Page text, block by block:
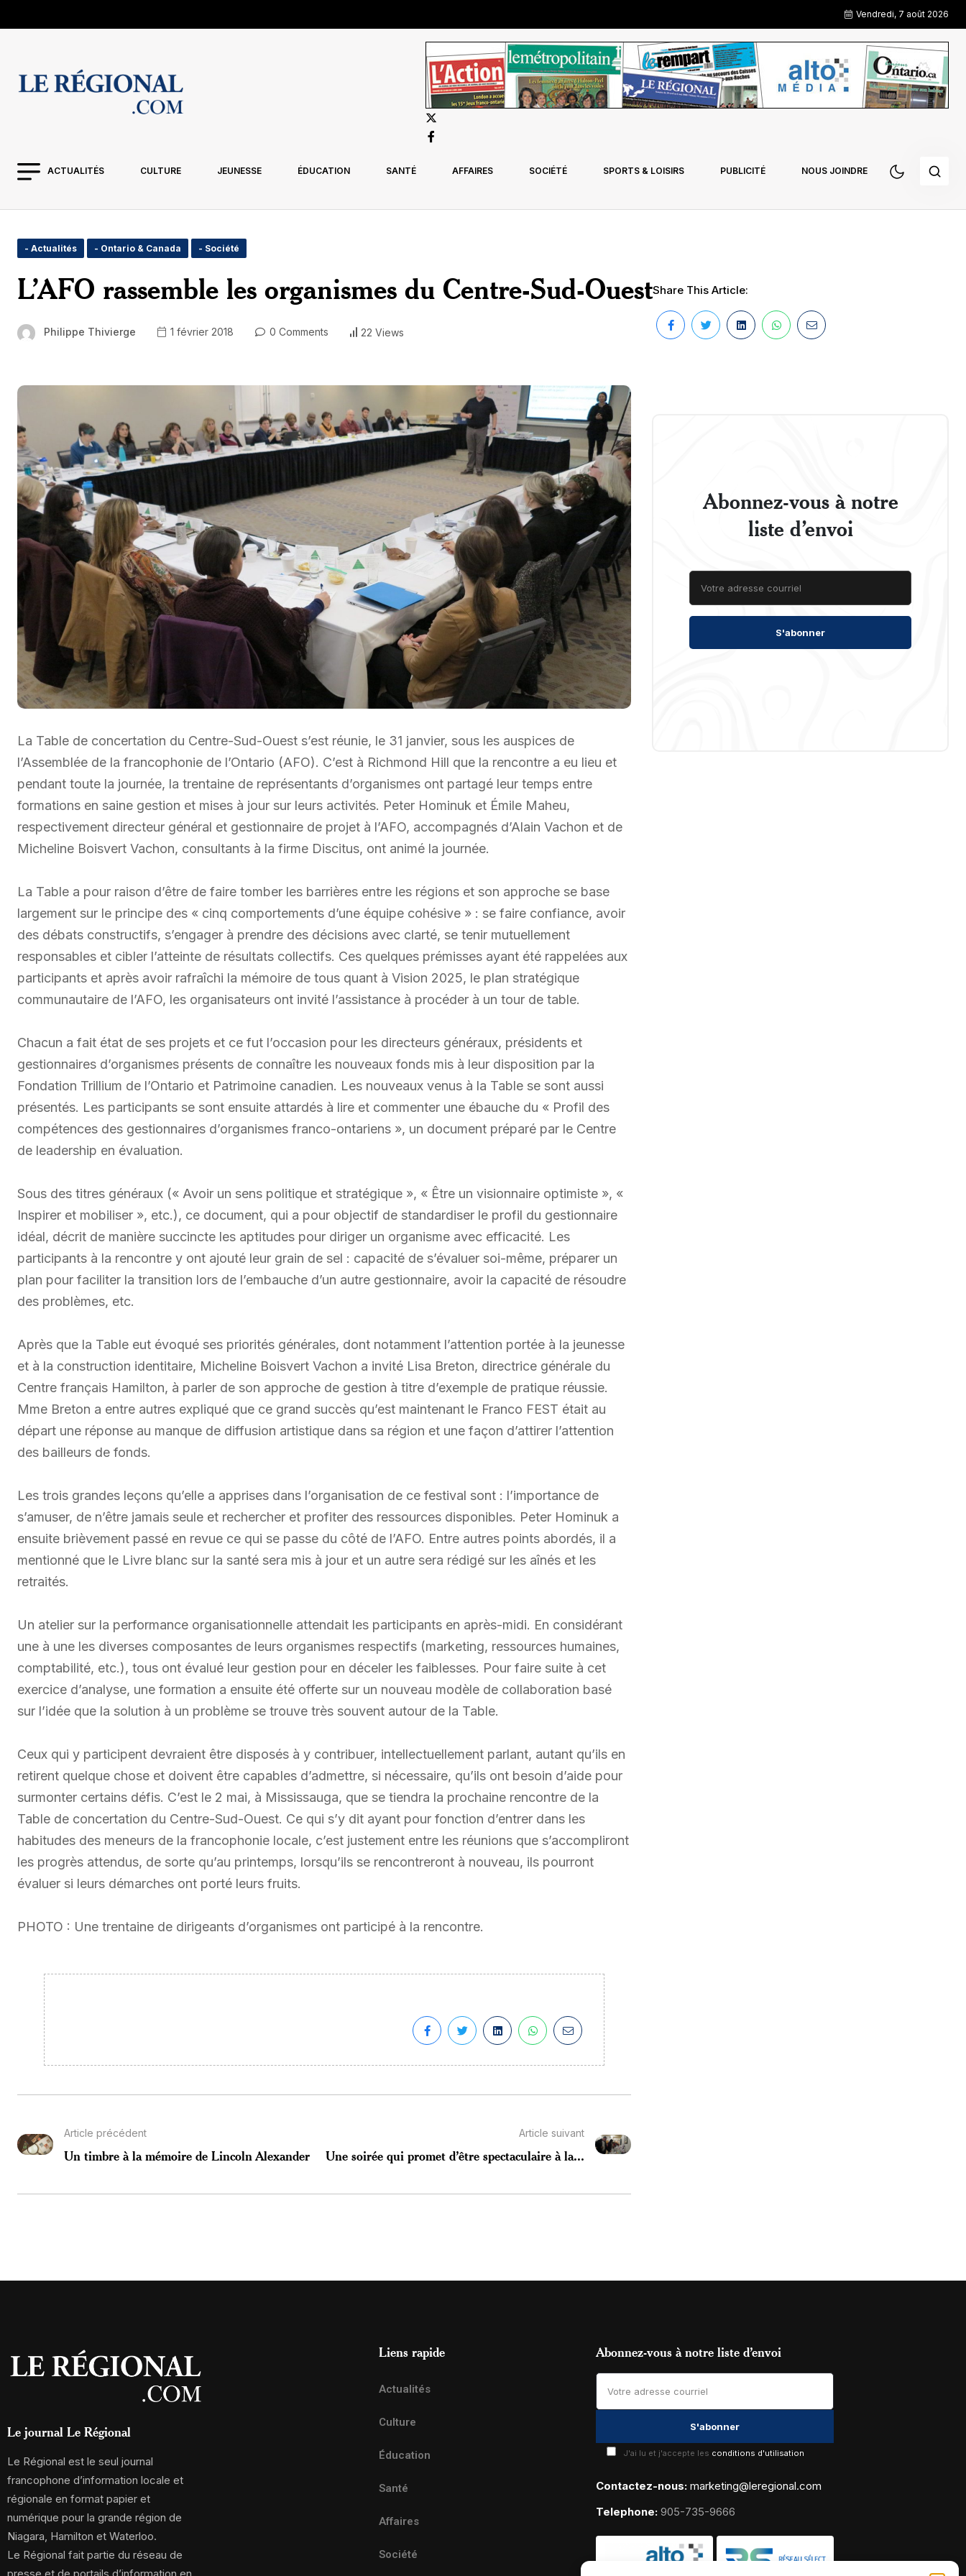
Vendredi, 7 août 2026
ACTUALITÉS CULTURE JEUNESSE ÉDUCATION SANTÉ AFFAIRES SOCIÉTÉ SPORTS & LOISIRS PUBLICITÉ NOUS JOINDRE
- Actualités - Ontario & Canada - Société
L’AFO rassemble les organismes du Centre-Sud-Ouest
Philippe Thivierge 1 février 2018 0 Comments 22 Views
Share This Article:
La Table de concertation du Centre-Sud-Ouest s’est réunie, le 31 janvier, sous les auspices de
l’Assemblée de la francophonie de l’Ontario (AFO). C’est à Richmond Hill que la rencontre a eu lieu et
pendant toute la journée, la trentaine de représentants d’organismes ont partagé leur temps entre
formations en saine gestion et mises à jour sur leurs activités. Peter Hominuk et Émile Maheu,
respectivement directeur général et gestionnaire de projet à l’AFO, accompagnés d’Alain Vachon et de
Micheline Boisvert Vachon, consultants à la firme Discitus, ont animé la journée.
La Table a pour raison d’être de faire tomber les barrières entre les régions et son approche se base
largement sur le principe des « cinq comportements d’une équipe cohésive » : se faire confiance, avoir
des débats constructifs, s’engager à prendre des décisions avec clarté, se tenir mutuellement
responsables et cibler l’atteinte de résultats collectifs. Ces quelques prémisses ayant été rappelées aux
participants et après avoir rafraîchi la mémoire de tous quant à Vision 2025, le plan stratégique
communautaire de l’AFO, les organisateurs ont invité l’assistance à procéder à un tour de table.
Chacun a fait état de ses projets et ce fut l’occasion pour les directeurs généraux, présidents et
gestionnaires d’organismes présents de connaître les nouveaux fonds mis à leur disposition par la
Fondation Trillium de l’Ontario et Patrimoine canadien. Les nouveaux venus à la Table se sont aussi
présentés. Les participants se sont ensuite attardés à lire et commenter une ébauche du « Profil des
compétences des gestionnaires d’organismes franco-ontariens », un document préparé par le Centre
de leadership en évaluation.
Sous des titres généraux (« Avoir un sens politique et stratégique », « Être un visionnaire optimiste », «
Inspirer et mobiliser », etc.), ce document, qui a pour objectif de standardiser le profil du gestionnaire
idéal, décrit de manière succincte les aptitudes pour diriger un organisme avec efficacité. Les
participants à la rencontre y ont ajouté leur grain de sel : capacité de s’évaluer soi-même, préparer un
plan pour faciliter la transition lors de l’embauche d’un autre gestionnaire, avoir la capacité de résoudre
des problèmes, etc.
Après que la Table eut évoqué ses priorités générales, dont notamment l’attention portée à la jeunesse
et à la construction identitaire, Micheline Boisvert Vachon a invité Lisa Breton, directrice générale du
Centre français Hamilton, à parler de son approche de gestion à titre d’exemple de pratique réussie.
Mme Breton a entre autres expliqué que ce grand succès qu’est maintenant le Franco FEST était au
départ une réponse au manque de diffusion artistique dans sa région et une façon d’attirer l’attention
des bailleurs de fonds.
Les trois grandes leçons qu’elle a apprises dans l’organisation de ce festival sont : l’importance de
s’amuser, de n’être jamais seule et rechercher et profiter des ressources disponibles. Peter Hominuk a
ensuite brièvement passé en revue ce qui se passe du côté de l’AFO. Entre autres points abordés, il a
mentionné que le Livre blanc sur la santé sera mis à jour et un autre sera rédigé sur les aînés et les
retraités.
Un atelier sur la performance organisationnelle attendait les participants en après-midi. En considérant
une à une les diverses composantes de leurs organismes respectifs (marketing, ressources humaines,
comptabilité, etc.), tous ont évalué leur gestion pour en déceler les faiblesses. Pour faire suite à cet
exercice d’analyse, une formation a ensuite été offerte sur un nouveau modèle de collaboration basé
sur l’idée que la solution à un problème se trouve très souvent autour de la Table.
Ceux qui y participent devraient être disposés à y contribuer, intellectuellement parlant, autant qu’ils en
retirent quelque chose et doivent être capables d’admettre, si nécessaire, qu’ils ont besoin d’aide pour
surmonter certains défis. C’est le 2 mai, à Mississauga, que se tiendra la prochaine rencontre de la
Table de concertation du Centre-Sud-Ouest. Ce qui s’y dit ayant pour fonction d’entrer dans les
habitudes des meneurs de la francophonie locale, c’est justement entre les réunions que s’accompliront
les progrès attendus, de sorte qu’au printemps, lorsqu’ils se rencontreront à nouveau, ils pourront
évaluer si leurs démarches ont porté leurs fruits.
PHOTO : Une trentaine de dirigeants d’organismes ont participé à la rencontre.
Article précédent
Un timbre à la mémoire de Lincoln Alexander
Article suivant
Une soirée qui promet d’être spectaculaire à la...
Abonnez-vous à notre
liste d’envoi
Le journal Le Régional
Le Régional est le seul journal
francophone d’information locale et
régionale en format papier et
numérique pour la grande région de
Niagara, Hamilton et Waterloo.
Le Régional fait partie du réseau de
presse et de portails d’information en
Liens rapide
Actualités
Culture
Éducation
Santé
Affaires
Société
Abonnez-vous à notre liste d’envoi
J'ai lu et j'accepte les conditions d'utilisation
Contactez-nous: marketing@leregional.com
Telephone: 905-735-9666